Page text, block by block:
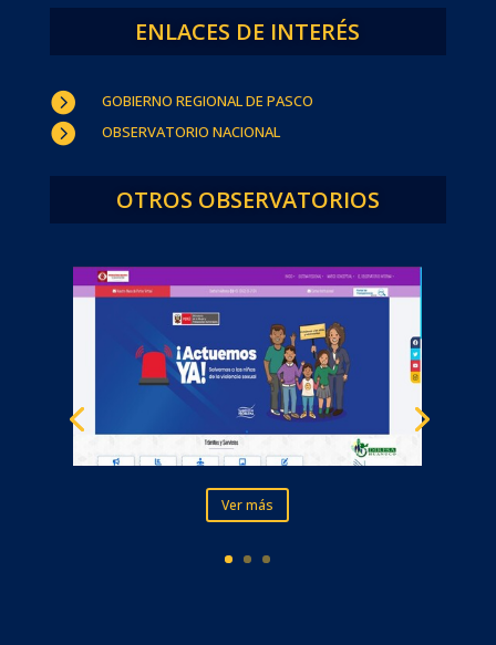
ENLACES DE INTERÉS
 GOBIERNO REGIONAL DE PASCO
 OBSERVATORIO NACIONAL
OTROS OBSERVATORIOS
Ver más